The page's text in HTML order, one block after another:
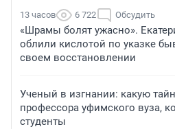
13 часов 6 722 Обсудить
«Шрамы болят ужасно».
облили кислотой по указке
своем восстановлении
Ученый в изгнании: какую
профессора уфимского вуза,
студенты